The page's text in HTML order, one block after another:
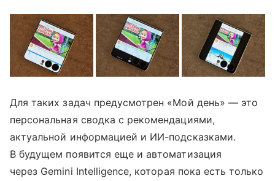
Для таких задач предусмотрен «Мой день» — это
персональная сводка с рекомендациями,
актуальной информацией и ИИ-подсказками.
В будущем появится еще и автоматизация
через Gemini Intelligence, которая пока есть только